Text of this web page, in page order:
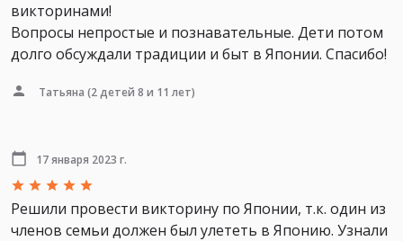
викторинами!
Вопросы непростые и познавательные. Дети потом
долго обсуждали традиции и быт в Японии. Спасибо!
Татьяна (2 детей 8 и 11 лет)
17 января 2023 г.
Решили провести викторину по Японии, т.к. один из
членов семьи должен был улететь в Японию. Узнали